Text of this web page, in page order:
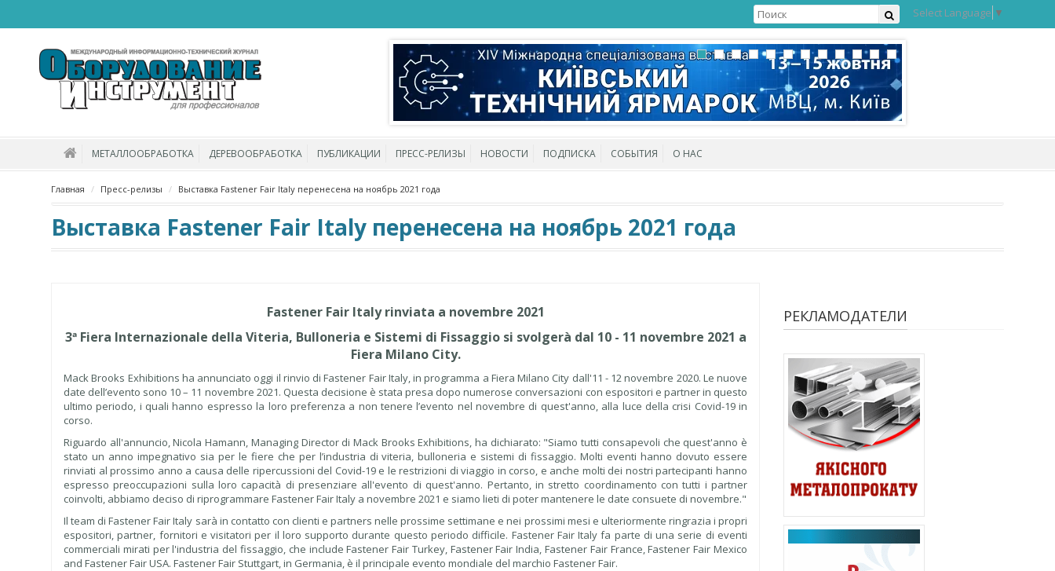
Select Language ▼
МЕТАЛЛООБРАБОТКА ДЕРЕВООБРАБОТКА ПУБЛИКАЦИИ ПРЕСС-РЕЛИЗЫ НОВОСТИ ПОДПИСКА СОБЫТИЯ О НАС
Главная Пресс-релизы Выставка Fastener Fair Italy перенесена на ноябрь 2021 года
Выставка Fastener Fair Italy перенесена на ноябрь 2021 года
Fastener Fair Italy rinviata a novembre 2021
3ª Fiera Internazionale della Viteria, Bulloneria e Sistemi di Fissaggio si svolgerà dal 10 - 11 novembre 2021 a
Fiera Milano City.
Mack Brooks Exhibitions ha annunciato oggi il rinvio di Fastener Fair Italy, in programma a Fiera Milano City dall'11 - 12 novembre 2020. Le nuove
date dell’evento sono 10 – 11 novembre 2021. Questa decisione è stata presa dopo numerose conversazioni con espositori e partner in questo
ultimo periodo, i quali hanno espresso la loro preferenza a non tenere l’evento nel novembre di quest'anno, alla luce della crisi Covid-19 in
corso.
Riguardo all'annuncio, Nicola Hamann, Managing Director di Mack Brooks Exhibitions, ha dichiarato: "Siamo tutti consapevoli che quest'anno è
stato un anno impegnativo sia per le fiere che per l’industria di viteria, bulloneria e sistemi di fissaggio. Molti eventi hanno dovuto essere
rinviati al prossimo anno a causa delle ripercussioni del Covid-19 e le restrizioni di viaggio in corso, e anche molti dei nostri partecipanti hanno
espresso preoccupazioni sulla loro capacità di presenziare all'evento di quest'anno. Pertanto, in stretto coordinamento con tutti i partner
coinvolti, abbiamo deciso di riprogrammare Fastener Fair Italy a novembre 2021 e siamo lieti di poter mantenere le date consuete di novembre."
Il team di Fastener Fair Italy sarà in contatto con clienti e partners nelle prossime settimane e nei prossimi mesi e ulteriormente ringrazia i propri
espositori, partner, fornitori e visitatori per il loro supporto durante questo periodo difficile. Fastener Fair Italy fa parte di una serie di eventi
commerciali mirati per l'industria del fissaggio, che include Fastener Fair Turkey, Fastener Fair India, Fastener Fair France, Fastener Fair Mexico
and Fastener Fair USA. Fastener Fair Stuttgart, in Germania, è il principale evento mondiale del marchio Fastener Fair.
РЕКЛАМОДАТЕЛИ